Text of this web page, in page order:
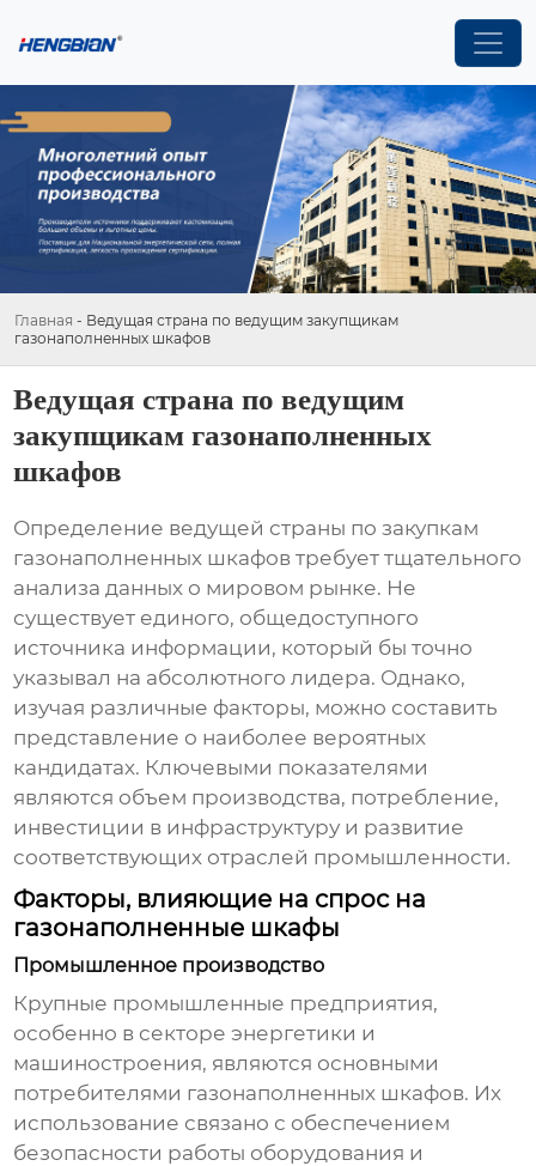
Главная - Ведущая страна по ведущим закупщикам
газонаполненных шкафов
Ведущая страна по ведущим
закупщикам газонаполненных
шкафов
Определение ведущей страны по закупкам
газонаполненных шкафов требует тщательного
анализа данных о мировом рынке. Не
существует единого, общедоступного
источника информации, который бы точно
указывал на абсолютного лидера. Однако,
изучая различные факторы, можно составить
представление о наиболее вероятных
кандидатах. Ключевыми показателями
являются объем производства, потребление,
инвестиции в инфраструктуру и развитие
соответствующих отраслей промышленности.
Факторы, влияющие на спрос на
газонаполненные шкафы
Промышленное производство
Крупные промышленные предприятия,
особенно в секторе энергетики и
машиностроения, являются основными
потребителями газонаполненных шкафов. Их
использование связано с обеспечением
безопасности работы оборудования и